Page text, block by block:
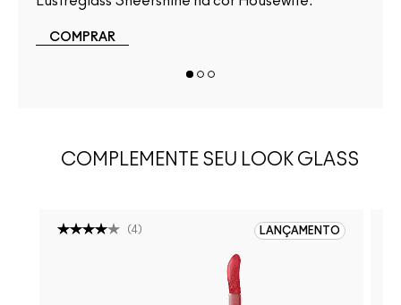
COMPRAR
COMPLEMENTE SEU LOOK GLASS
LANÇAMENTO
(4)